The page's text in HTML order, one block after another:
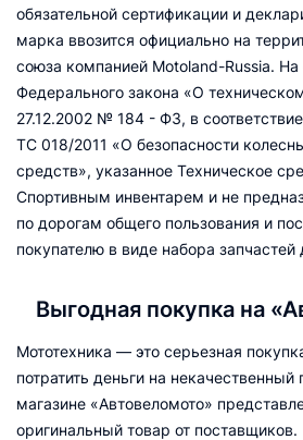
обязательной сертификации и
марка ввозится официально на
союза компанией Motoland-Russia. На
Федерального закона «О
27.12.2002 № 184 - ФЗ, в
ТС 018/2011 «О безопасности
средств», указанное Техническое
Спортивным инвентарем и не
по дорогам общего пользования и
покупателю в виде набора запчастей
Выгодная покупка на
Мототехника — это серьезная
потратить деньги на
магазине «Автовеломото»
оригинальный товар от поставщиков.